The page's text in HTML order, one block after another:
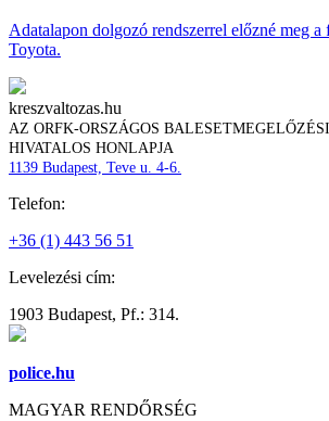
Adatalapon dolgozó rendszerrel előzné meg a
Toyota.
kreszvaltozas.hu
AZ ORFK-ORSZÁGOS
HIVATALOS HONLAPJA
1139 Budapest, Teve u. 4-6.
Telefon:
+36 (1) 443 56 51
Levelezési cím:
1903 Budapest, Pf.: 314.
police.hu
MAGYAR RENDŐRSÉG